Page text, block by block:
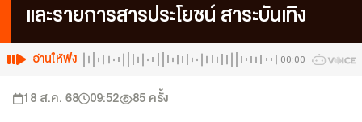
Thai PBS Kids
Thai PBS Podcast
Thai PBS World
และรายการสารประโยชน์ สาระบันเทิง
อ่านให้ฟัง 00:00
18 ส.ค. 68 09:52 85 ครั้ง